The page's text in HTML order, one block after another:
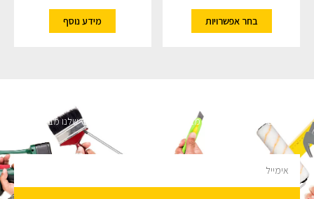
בחר אפשרויות מידע נוסף
השארו מעודכנים
מעוניינים לקבל עדכונים על מבצעים והנחות הירשמו לניוזלטר שלנו מבטיחים לא